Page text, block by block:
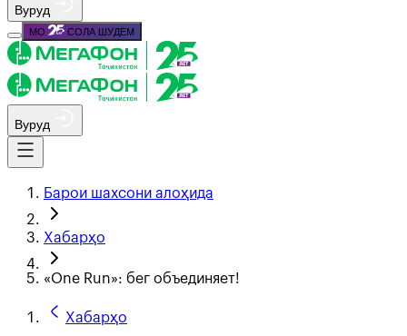
Вуруд
МО СОЛА ШУДЕМ
Вуруд
Барои шахсони алоҳида
Хабарҳо
«One Run»: бег объединяет!
Хабарҳо